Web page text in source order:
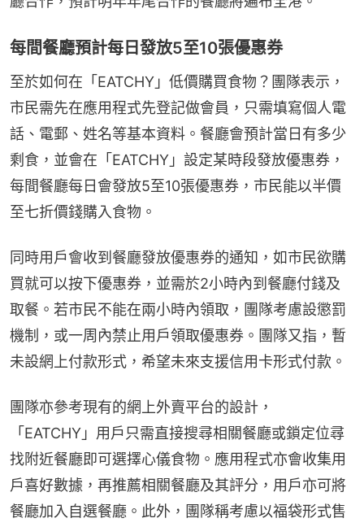
每間餐廳預計每日發放5至10張優惠券
至於如何在「EATCHY」低價購買食物？團隊表示，
市民需先在應用程式先登記做會員，只需填寫個人電
話、電郵、姓名等基本資料。餐廳會預計當日有多少
剩食，並會在「EATCHY」設定某時段發放優惠券，
每間餐廳每日會發放5至10張優惠券，市民能以半價
至七折價錢購入食物。
同時用戶會收到餐廳發放優惠券的通知，如市民欲購
買就可以按下優惠券，並需於2小時內到餐廳付錢及
取餐。若市民不能在兩小時內領取，團隊考慮設懲罰
機制，或一周內禁止用戶領取優惠券。團隊又指，暫
未設網上付款形式，希望未來支援信用卡形式付款。
團隊亦參考現有的網上外賣平台的設計，
「EATCHY」用戶只需直接搜尋相關餐廳或鎖定位尋
找附近餐廳即可選擇心儀食物。應用程式亦會收集用
戶喜好數據，再推薦相關餐廳及其評分，用戶亦可將
餐廳加入自選餐廳。此外，團隊稱考慮以福袋形式售